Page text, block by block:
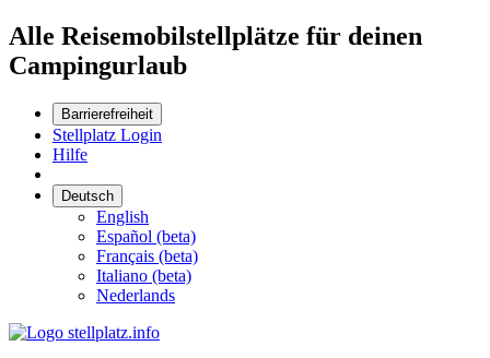
Alle Reisemobilstellplätze für deinen
Campingurlaub
Barrierefreiheit
Stellplatz Login
Hilfe
Deutsch
English
Español (beta)
Français (beta)
Italiano (beta)
Nederlands